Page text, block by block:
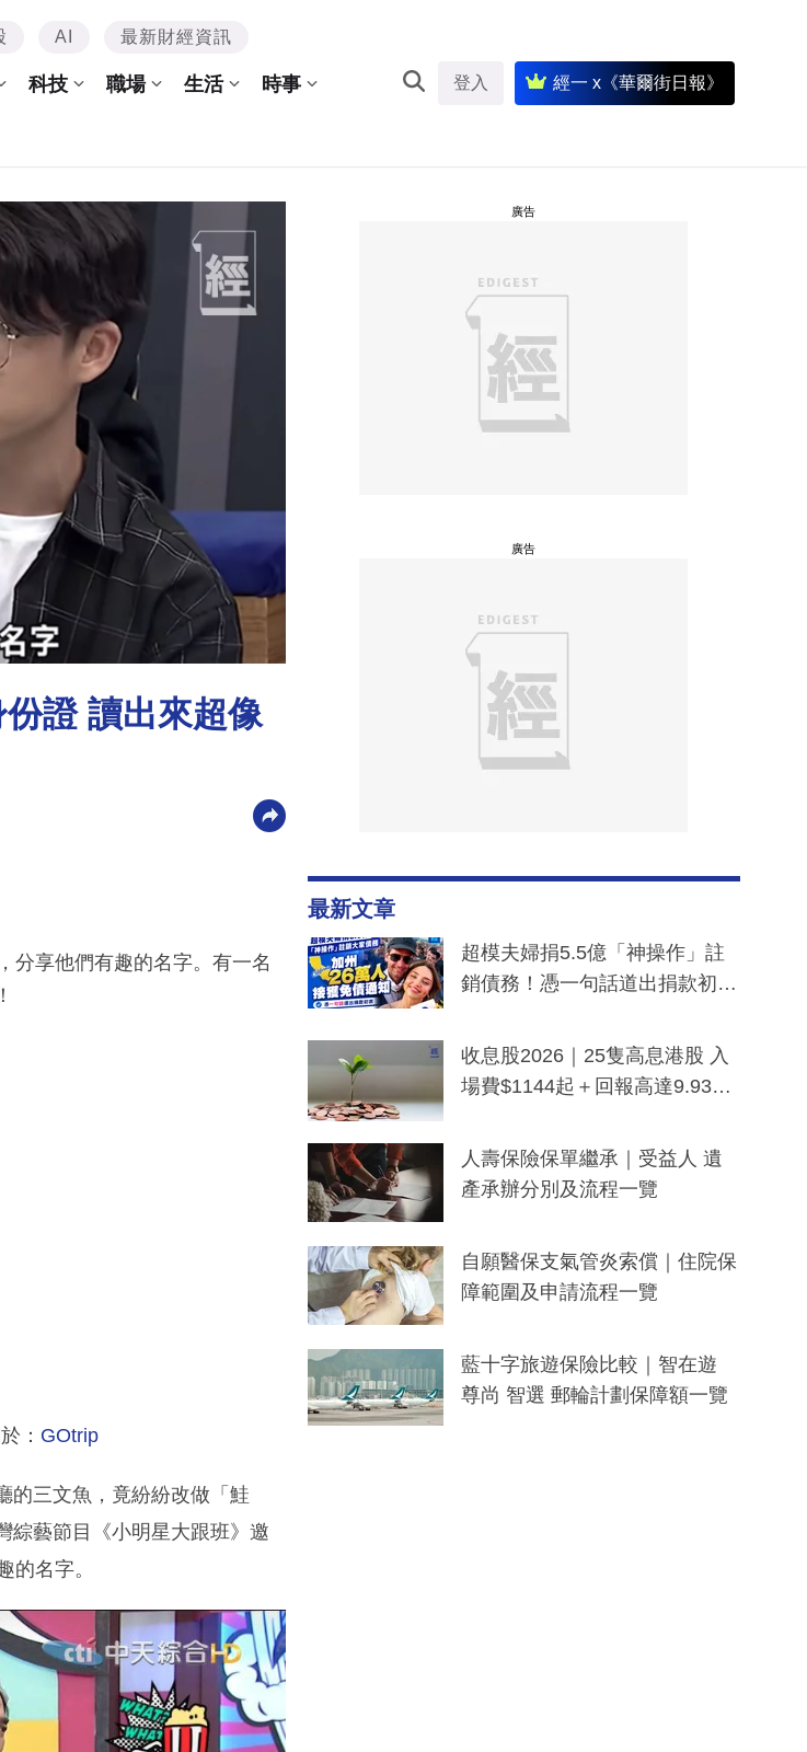
AI 最新財經資訊
科技 職場 生活 時事 登入 經一 x《華爾街日報》
證 讀出來超像
分享他們有趣的名字。有一名
： GOtrip
的三文魚，竟紛紛改做「鮭
綜藝節目《小明星大跟班》邀
的名字。
廣告
廣告
最新文章
超模夫婦捐5.5億「神操作」註
銷債務！憑一句話道出捐款初
一度被誤當詐騙手段
收息股2026｜25隻高息港股 入
場費$1144起＋回報高達9.93
人壽保險保單繼承｜受益人 遺
產承辦分別及流程一覽
自願醫保支氣管炎索償｜住院保
障範圍及申請流程一覽
藍十字旅遊保險比較｜智在遊
尊尚 智選 郵輪計劃保障額一覽